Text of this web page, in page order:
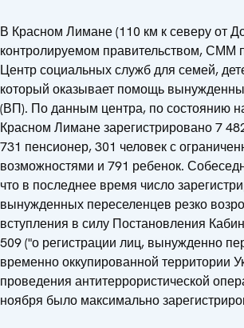
В Красном Лимане (110 км к северу от
контролируемом правительством, СММ
Центр социальных служб для семей,
который оказывает помощь
(ВП). По данным центра, по состоянию
Красном Лимане зарегистрировано 7
731 пенсионер, 301 человек с
возможностями и 791 ребенок.
что в последнее время число
вынужденных переселенцев резко
вступления в силу Постановления
509 ("о регистрации лиц, вынужденно
временно оккупированной территории
проведения антитеррористической
ноября было максимально